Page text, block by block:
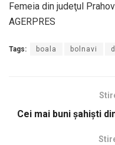
Femeia din judeţul
AGERPRES
Tags: boala bolnavi
Cei mai buni șahiști